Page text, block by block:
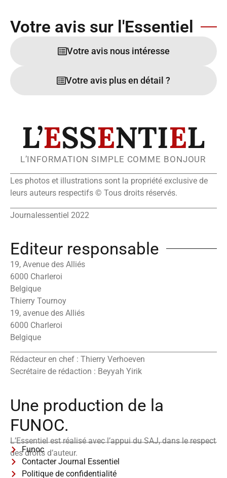
Votre avis sur l'Essentiel
Votre avis nous intéresse
Votre avis plus en détail ?
L’ESSENTIEL
L’INFORMATION SIMPLE COMME BONJOUR
Les photos et illustrations sont la propriété exclusive de
leurs auteurs respectifs © Tous droits réservés.
Journalessentiel 2022
Editeur responsable
19, Avenue des Alliés
6000 Charleroi
Belgique
Thierry Tournoy
19, avenue des Alliés
6000 Charleroi
Belgique
Rédacteur en chef : Thierry Verhoeven
Secrétaire de rédaction : Beyyah Yirik
Une production de la
FUNOC.
L’Essentiel est réalisé avec l’appui du SAJ, dans le respect
des droits d’auteur.
Funoc
Contacter Journal Essentiel
Politique de confidentialité